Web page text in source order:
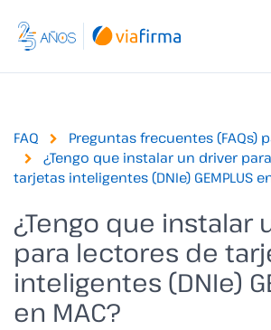
contenido
FAQ
Preguntas frecuentes (FAQs)
¿Tengo que instalar un driver
tarjetas inteligentes (DNIe) GEMPLUS
¿Tengo que instalar
para lectores de
inteligentes (DNIe)
en MAC?